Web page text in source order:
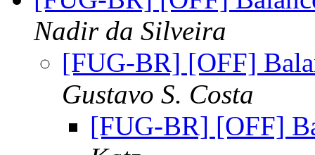
Nadir da Silveira
[FUG-BR] [OFF]
Gustavo S. Costa
[FUG-BR] [OFF]